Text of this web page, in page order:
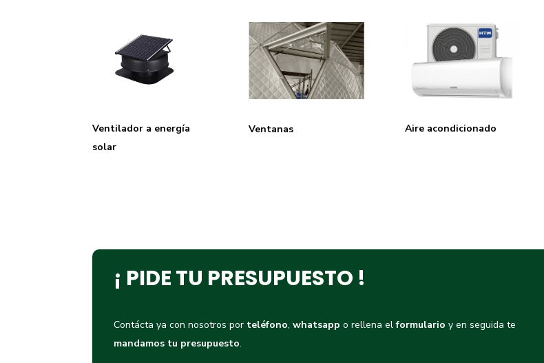
Ventilador a energía
solar
Ventanas Aire acondicionado
¡ PIDE TU PRESUPUESTO !
Contácta ya con nosotros por teléfono,whatsapp o rellena elformulario y en seguida te
mandamos tu presupuesto.